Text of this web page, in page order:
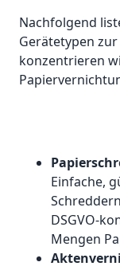
Nachfolgend
Gerätetypen
konzentrieren
Einfache,
DSGVO-
Mengen